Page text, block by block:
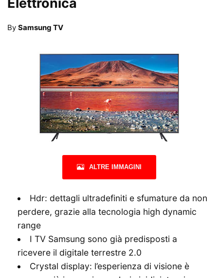
By Samsung TV
ALTRE IMMAGINI
Hdr: dettagli ultradefiniti e sfumature da non
perdere, grazie alla tecnologia high dynamic
range
I TV Samsung sono già predisposti a
ricevere il digitale terrestre 2.0
Crystal display: l’esperienza di visione è